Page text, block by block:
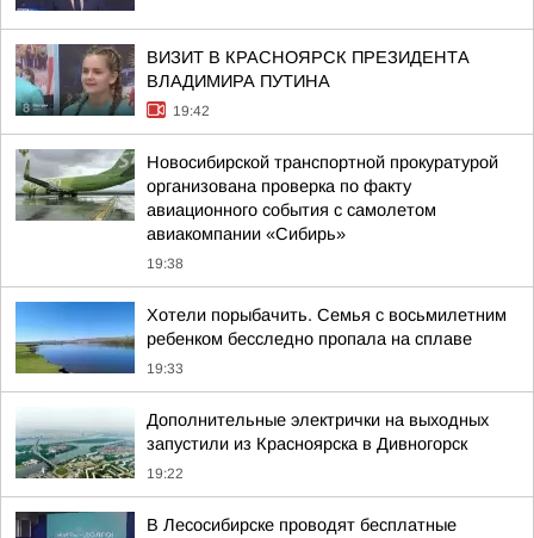
ВИЗИТ В КРАСНОЯРСК ПРЕЗИДЕНТА
ВЛАДИМИРА ПУТИНА
19:42
Новосибирской транспортной прокуратурой
организована проверка по факту
авиационного события с самолетом
авиакомпании «Сибирь»
19:38
Хотели порыбачить. Семья с восьмилетним
ребенком бесследно пропала на сплаве
19:33
Дополнительные электрички на выходных
запустили из Красноярска в Дивногорск
19:22
В Лесосибирске проводят бесплатные